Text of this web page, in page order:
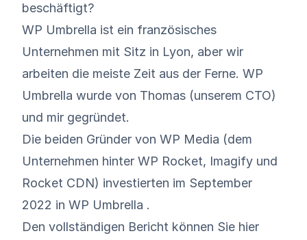
beschäftigt?
WP Umbrella ist ein französisches
Unternehmen mit Sitz in Lyon, aber wir
arbeiten die meiste Zeit aus der Ferne. WP
Umbrella wurde von Thomas (unserem CTO)
und mir gegründet.
Die beiden Gründer von WP Media (dem
Unternehmen hinter WP Rocket, Imagify und
Rocket CDN) investierten im September
2022 in WP Umbrella .
Den vollständigen Bericht können Sie hier